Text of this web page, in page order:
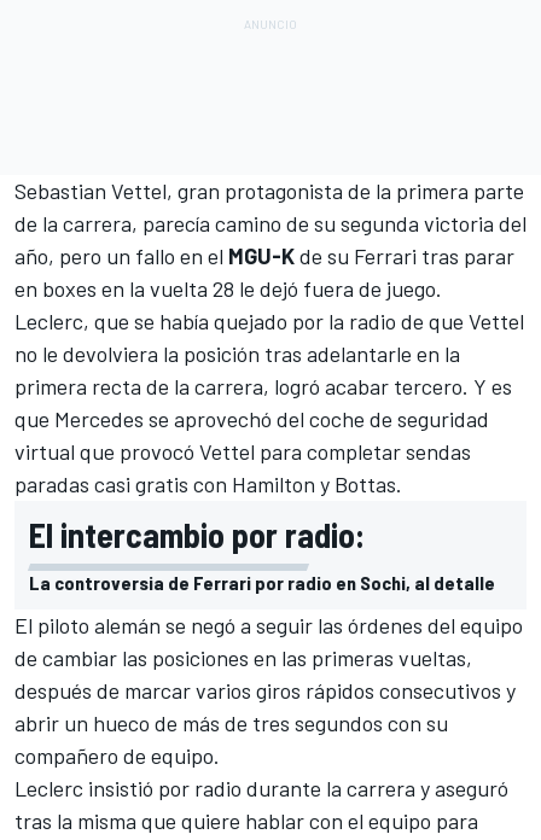
Sebastian Vettel, gran protagonista de la primera parte
de la carrera, parecía camino de su segunda victoria del
año, pero un fallo en el MGU-Kde su Ferrari tras parar
en boxes en la vuelta 28 le dejó fuera de juego.
Leclerc, que se había quejado por la radio de que Vettel
no le devolviera la posición tras adelantarle en la
primera recta de la carrera, logró acabar tercero. Y es
que Mercedes se aprovechó del coche de seguridad
virtual que provocó Vettel para completar sendas
paradas casi gratis con Hamilton y Bottas.
El intercambio por radio:
La controversia de Ferrari por radio en Sochi, al detalle
El piloto alemán se negó a seguir las órdenes del equipo
de cambiar las posiciones en las primeras vueltas,
después de marcar varios giros rápidos consecutivos y
abrir un hueco de más de tres segundos con su
compañero de equipo.
Leclerc insistió por radio durante la carrera y aseguró
tras la misma que quiere hablar con el equipo para